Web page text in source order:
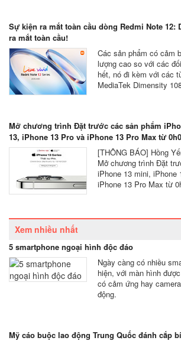
Sự kiện ra mắt toàn cầu dòng Redmi Note 12:
ra mắt toàn cầu!
Các sản phẩm có cảm
lượng cao so với các
hết, nó đi kèm với các
MediaTek Dimensity
Mở chương trình Đặt trước các sản phẩm
13, iPhone 13 Pro và iPhone 13 Pro Max từ
[THÔNG BÁO] Hồng
Mở chương trình Đặt
iPhone 13 mini, iPhone
iPhone 13 Pro Max từ
Xem nhiều nhất
5 smartphone ngoại hình độc đáo
Ngày càng có nhiều
hiện, với màn hình
có cảm ứng hay
động.
Mỹ cáo buộc lao động Trung Quốc đánh cắp